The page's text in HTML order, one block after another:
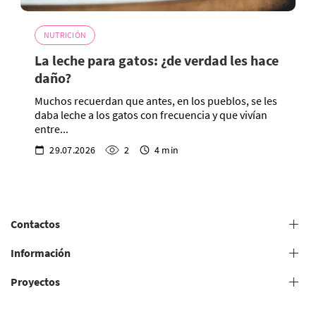
NUTRICIÓN
La leche para gatos: ¿de verdad les hace
daño?
Muchos recuerdan que antes, en los pueblos, se les
daba leche a los gatos con frecuencia y que vivían
entre...
29.07.2026 2 4 min
Contactos
+38 (073) 606 74 43 Peluquería canina
Información
Condiciones generales para la prestación de servicios de
Proyectos